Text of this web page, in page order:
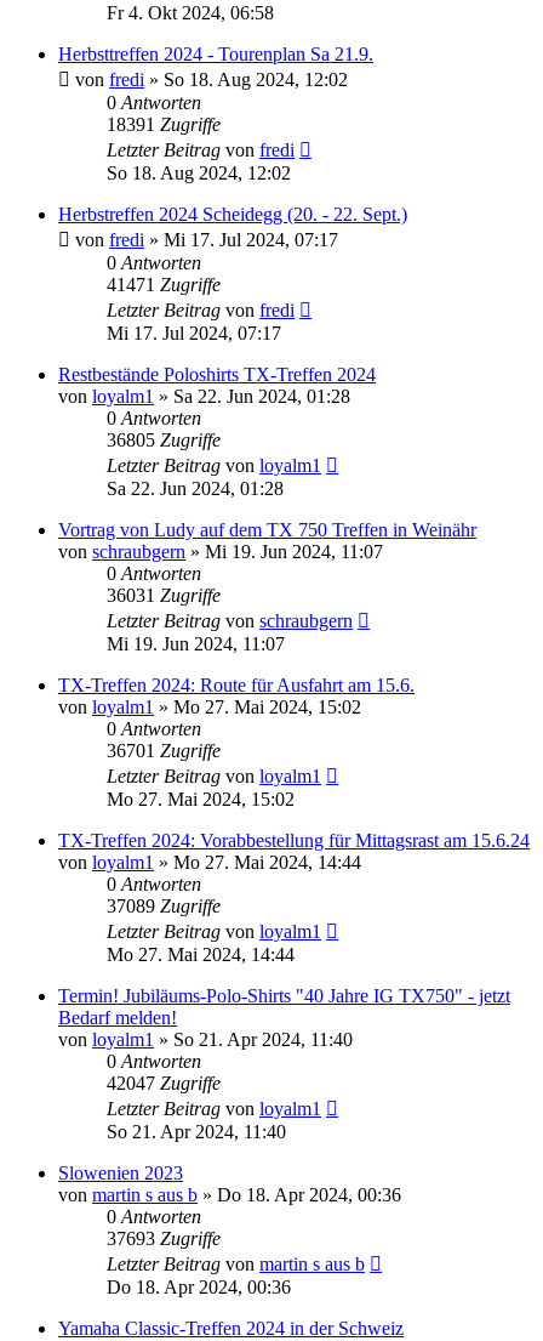
Fr 4. Okt 2024, 06:58
Herbsttreffen 2024 - Tourenplan Sa 21.9.
von fredi » So 18. Aug 2024, 12:02
0 Antworten
18391 Zugriffe
Letzter Beitrag von fredi
So 18. Aug 2024, 12:02
Herbstreffen 2024 Scheidegg (20. - 22. Sept.)
von fredi » Mi 17. Jul 2024, 07:17
0 Antworten
41471 Zugriffe
Letzter Beitrag von fredi
Mi 17. Jul 2024, 07:17
Restbestände Poloshirts TX-Treffen 2024
von loyalm1 » Sa 22. Jun 2024, 01:28
0 Antworten
36805 Zugriffe
Letzter Beitrag von loyalm1
Sa 22. Jun 2024, 01:28
Vortrag von Ludy auf dem TX 750 Treffen in Weinähr
von schraubgern » Mi 19. Jun 2024, 11:07
0 Antworten
36031 Zugriffe
Letzter Beitrag von schraubgern
Mi 19. Jun 2024, 11:07
TX-Treffen 2024: Route für Ausfahrt am 15.6.
von loyalm1 » Mo 27. Mai 2024, 15:02
0 Antworten
36701 Zugriffe
Letzter Beitrag von loyalm1
Mo 27. Mai 2024, 15:02
TX-Treffen 2024: Vorabbestellung für Mittagsrast am 15.6.24
von loyalm1 » Mo 27. Mai 2024, 14:44
0 Antworten
37089 Zugriffe
Letzter Beitrag von loyalm1
Mo 27. Mai 2024, 14:44
Termin! Jubiläums-Polo-Shirts "40 Jahre IG TX750" - jetzt
Bedarf melden!
von loyalm1 » So 21. Apr 2024, 11:40
0 Antworten
42047 Zugriffe
Letzter Beitrag von loyalm1
So 21. Apr 2024, 11:40
Slowenien 2023
von martin s aus b » Do 18. Apr 2024, 00:36
0 Antworten
37693 Zugriffe
Letzter Beitrag von martin s aus b
Do 18. Apr 2024, 00:36
Yamaha Classic-Treffen 2024 in der Schweiz